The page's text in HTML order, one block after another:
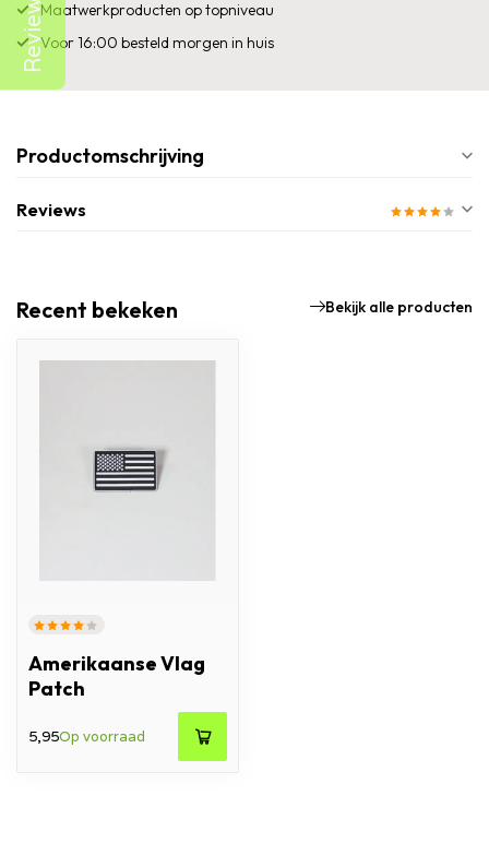
Maatwerkproducten op topniveau
Voor 16:00 besteld morgen in huis
Productomschrijving
Reviews
Recent bekeken Bekijk alle producten
Amerikaanse Vlag
Patch
5,95Op voorraad
Reviews